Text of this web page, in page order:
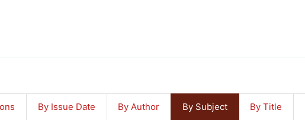
By Issue Date By Author By Subject By Title